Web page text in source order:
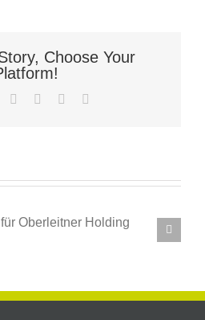
Choose Your
LinkedInWhatsApp
Pinterest
Neues Restaurant –